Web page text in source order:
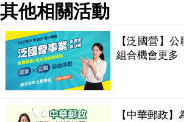
其他相關活動
【泛國營】
組合機會更多
【中華郵政